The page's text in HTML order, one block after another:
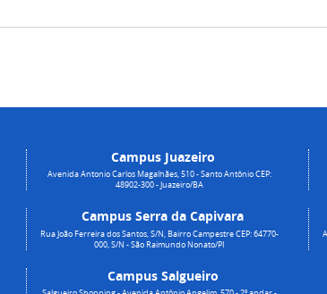
Campus Juazeiro
Avenida Antonio Carlos Magalhães, 510 - Santo Antônio CEP:
48902-300 - Juazeiro/BA
Campus Serra da Capivara
Rua João Ferreira dos Santos, S/N, Bairro Campestre CEP: 64770-
000, S/N - São Raimundo Nonato/PI
Campus Salgueiro